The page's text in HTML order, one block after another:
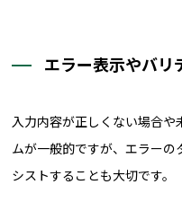
エラー表示やバリ
入力内容が正しくない場合
ムが一般的ですが、エラー
シストすることも大切です。